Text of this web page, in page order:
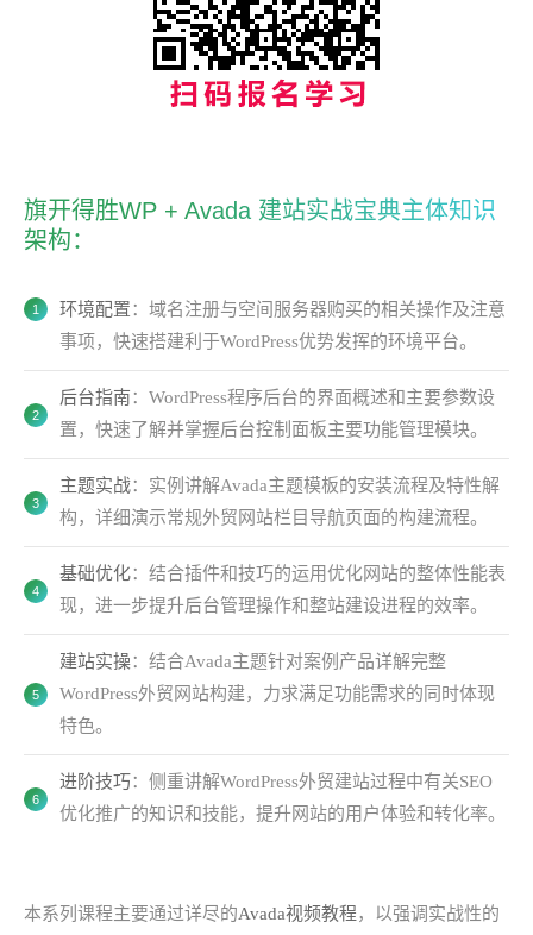
旗开得胜WP + Avada 建站实战宝典主体知识
架构：
环境配置：域名注册与空间服务器购买的相关操作及注意
事项，快速搭建利于WordPress优势发挥的环境平台。
后台指南：WordPress程序后台的界面概述和主要参数设
置，快速了解并掌握后台控制面板主要功能管理模块。
主题实战：实例讲解Avada主题模板的安装流程及特性解
构，详细演示常规外贸网站栏目导航页面的构建流程。
基础优化：结合插件和技巧的运用优化网站的整体性能表
现，进一步提升后台管理操作和整站建设进程的效率。
建站实操：结合Avada主题针对案例产品详解完整
WordPress外贸网站构建，力求满足功能需求的同时体现
特色。
进阶技巧：侧重讲解WordPress外贸建站过程中有关SEO
优化推广的知识和技能，提升网站的用户体验和转化率。
本系列课程主要通过详尽的Avada视频教程，以强调实战性的